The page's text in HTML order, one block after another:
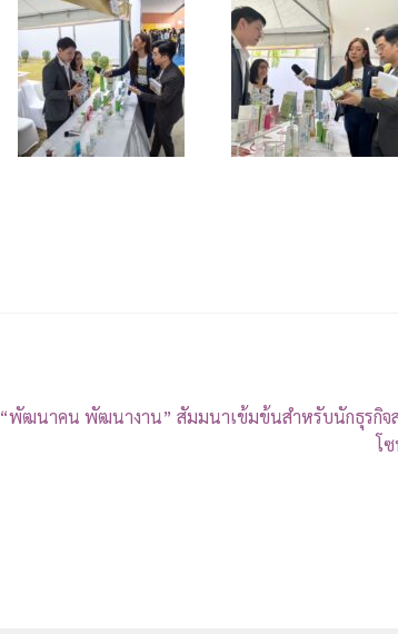
“พัฒนาคน พัฒนางาน” สัมมนาเข้มข้นสำหรับนักธุรกิจ
โ